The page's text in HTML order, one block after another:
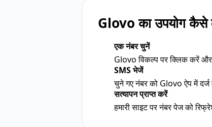
Glovo का उपयोग कैसे
एक नंबर चुनें
Glovo विकल्प पर क्लिक करें
SMS भेजें
चुने गए नंबर को Glovo ऐप में
सत्यापन प्राप्त करें
हमारी साइट पर नंबर पेज को